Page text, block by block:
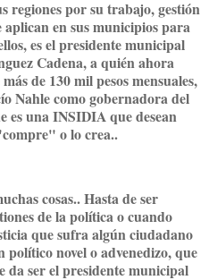
regiones por su trabajo, gestión
en sus municipios para
es el presidente municipal
Cadena, a quién ahora
de 130 mil pesos mensuales,
Nahle como gobernadora del
es una INSIDIA que desean
o lo crea..
cosas.. Hasta de ser
de la política o cuando
que sufra algún ciudadano
político novel o advenedizo, que
da ser el presidente municipal